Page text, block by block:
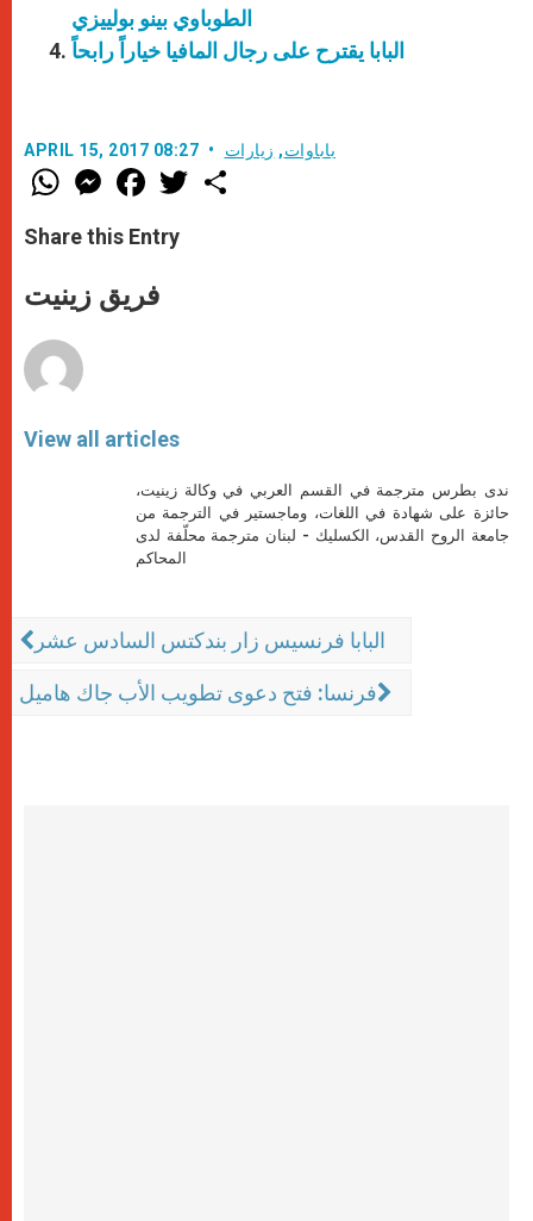
الطوباوي بينو بولييزي
البابا يقترح على رجال المافيا خياراً رابحاً
APRIL 15, 2017 08:27 باباوات, زيارات
W
h
t
s
p
p
M
e
s
e
g
e
F
a
e
b
o
k
w
Share this Entry
فريق زينيت
View all articles
ندى بطرس مترجمة في القسم العربي في وكالة زينيت،
حائزة على شهادة في اللغات، وماجستير في الترجمة من
جامعة الروح القدس، الكسليك - لبنان مترجمة محلّفة لدى
المحاكم
البابا فرنسيس زار بندكتس السادس عشر
فرنسا: فتح دعوى تطويب الأب جاك هاميل